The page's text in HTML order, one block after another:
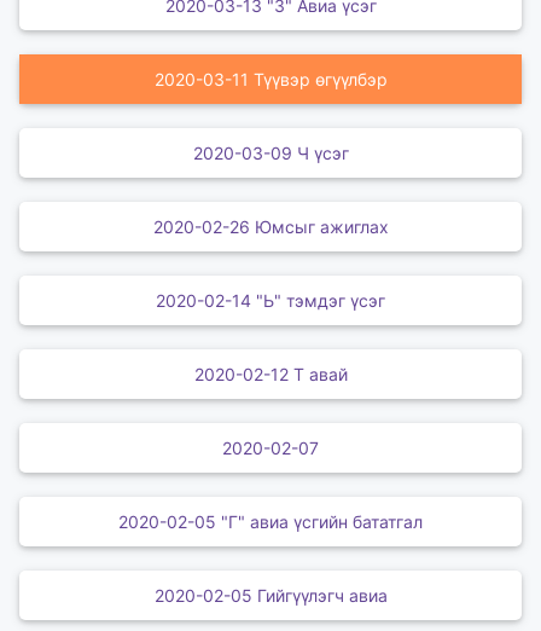
2020-03-13 "З" Авиа үсэг
2020-03-11 Түүвэр өгүүлбэр
2020-03-09 Ч үсэг
2020-02-26 Юмсыг ажиглах
2020-02-14 "Ь" тэмдэг үсэг
2020-02-12 Т авай
2020-02-07
2020-02-05 "Г" авиа үсгийн бататгал
2020-02-05 Гийгүүлэгч авиа